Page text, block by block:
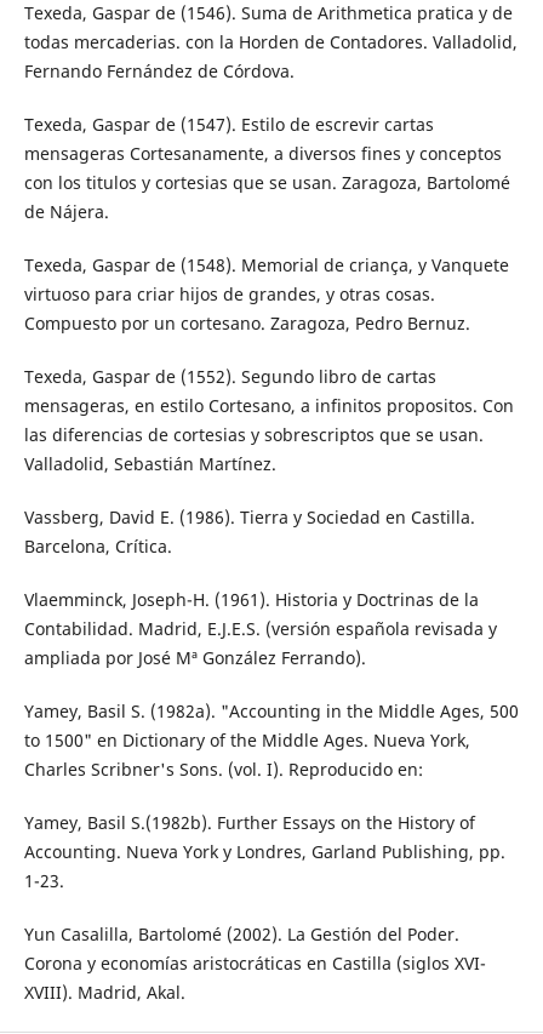
Texeda, Gaspar de (1546). Suma de Arithmetica pratica y de
todas mercaderias. con la Horden de Contadores. Valladolid,
Fernando Fernández de Córdova.
Texeda, Gaspar de (1547). Estilo de escrevir cartas
mensageras Cortesanamente, a diversos fines y conceptos
con los titulos y cortesias que se usan. Zaragoza, Bartolomé
de Nájera.
Texeda, Gaspar de (1548). Memorial de criança, y Vanquete
virtuoso para criar hijos de grandes, y otras cosas.
Compuesto por un cortesano. Zaragoza, Pedro Bernuz.
Texeda, Gaspar de (1552). Segundo libro de cartas
mensageras, en estilo Cortesano, a infinitos propositos. Con
las diferencias de cortesias y sobrescriptos que se usan.
Valladolid, Sebastián Martínez.
Vassberg, David E. (1986). Tierra y Sociedad en Castilla.
Barcelona, Crítica.
Vlaemminck, Joseph-H. (1961). Historia y Doctrinas de la
Contabilidad. Madrid, E.J.E.S. (versión española revisada y
ampliada por José Mª González Ferrando).
Yamey, Basil S. (1982a). "Accounting in the Middle Ages, 500
to 1500" en Dictionary of the Middle Ages. Nueva York,
Charles Scribner's Sons. (vol. I). Reproducido en:
Yamey, Basil S.(1982b). Further Essays on the History of
Accounting. Nueva York y Londres, Garland Publishing, pp.
1-23.
Yun Casalilla, Bartolomé (2002). La Gestión del Poder.
Corona y economías aristocráticas en Castilla (siglos XVI-
XVIII). Madrid, Akal.